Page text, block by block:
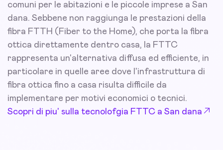
comuni per le abitazioni e le piccole imprese a San
dana. Sebbene non raggiunga le prestazioni della
fibra FTTH (Fiber to the Home), che porta la fibra
ottica direttamente dentro casa, la FTTC
rappresenta un'alternativa diffusa ed efficiente, in
particolare in quelle aree dove l'infrastruttura di
fibra ottica fino a casa risulta difficile da
implementare per motivi economici o tecnici.
Scopri di piu' sulla tecnolofgia FTTC a San dana